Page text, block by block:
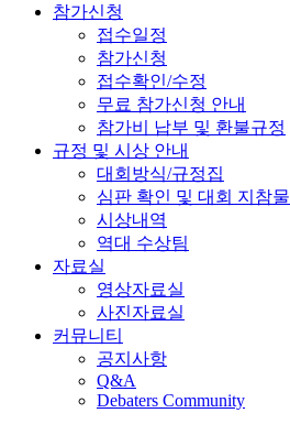
참가신청
접수일정
참가신청
접수확인/수정
무료 참가신청 안내
참가비 납부 및 환불규정
규정 및 시상 안내
대회방식/규정집
심판 확인 및 대회 지참물
시상내역
역대 수상팀
자료실
영상자료실
사진자료실
커뮤니티
공지사항
Q&A
Debaters Community